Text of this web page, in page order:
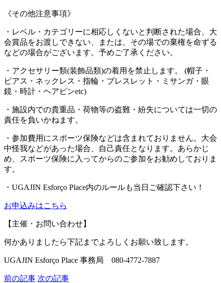
《その他注意事項》
・レベル・カテゴリーに相応しくないと判断された場合、大
会賞品をお渡しできない、または、その場での棄権を命ずる
などの場合がございます。予めご了承ください。
・アクセサリー類(装飾品類)の着用を禁止します。 (帽子・
ピアス・ネックレス・指輪・ブレスレット・ミサンガ・眼
鏡・時計・ヘアピンetc)
・施設内での貴重品・荷物等の盗難・紛失については一切の
責任を負いかねます。
・参加費用にスポーツ保険などは含まれておりません。大会
中怪我などがあった場合、自己責任となります。あらかじ
め、スポーツ保険に入ってからのご参加をお勧めしておりま
す。
・UGAJIN Esforço Place内のルールも当日ご確認下さい！
お申込みはこちら
【主催・お問い合わせ】
何かありましたら下記までよろしくお願い致します。
UGAJIN Esforço Place 事務局 080-4772-7887
前の記事 次の記事